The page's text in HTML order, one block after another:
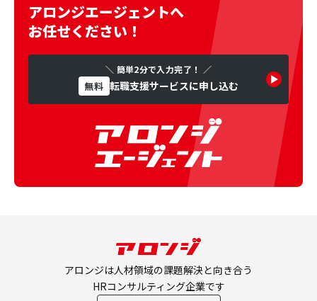
アロンジエージェントへ
お任せください！
＼ 簡単2分で入力完了！ ／
無料 転職支援サービスに申し込む
アロンジは人材領域の課題解決と向き合う
HRコンサルティング企業です